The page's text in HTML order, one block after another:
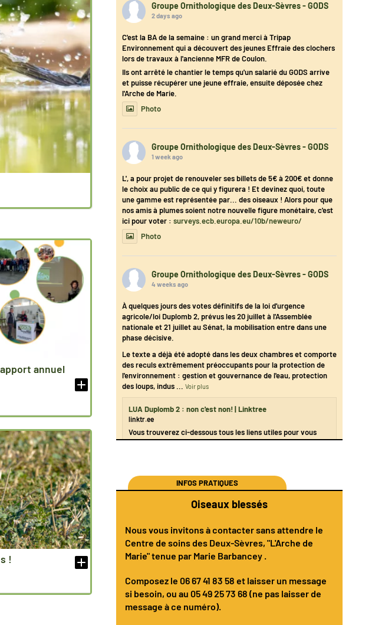
annuel
!
Groupe Ornithologique des Deux-Sèvres - GODS
2 days ago
C'est la BA de la semaine : un grand merci à Tripap
Environnement qui a découvert des jeunes Effraie des clochers
lors de travaux à l'ancienne MFR de Coulon.
Ils ont arrêté le chantier le temps qu'un salarié du GODS arrive
et puisse récupérer une jeune effraie, ensuite déposée chez
l'Arche de Marie.
Photo
Groupe Ornithologique des Deux-Sèvres - GODS
1 week ago
L', a pour projet de renouveler ses billets de 5€ à 200€ et donne
le choix au public de ce qui y figurera ! Et devinez quoi, toute
une gamme est représentée par... des oiseaux ! Alors pour que
nos amis à plumes soient notre nouvelle figure monétaire, c'est
ici pour voter : surveys.ecb.europa.eu/10b/neweuro/
Photo
Groupe Ornithologique des Deux-Sèvres - GODS
4 weeks ago
À quelques jours des votes définitifs de la loi d’urgence
agricole/loi Duplomb 2, prévus les 20 juillet à l'Assemblée
nationale et 21 juillet au Sénat, la mobilisation entre dans une
phase décisive.
Le texte a déjà été adopté dans les deux chambres et comporte
des reculs extrêmement préoccupants pour la protection de
l'environnement : gestion et gouvernance de l'eau, protection
des loups, indus
Voir plus
LUA Duplomb 2 : non c'est non! | Linktree
linktr.ee
Vous trouverez ci-dessous tous les liens utiles pour vous
mobiliser contre ces reculs. Des outils par les associations,
INFOS PRATIQUES
Oiseaux blessés
Nous vous invitons à contacter sans attendre le
Centre de soins des Deux-Sèvres, "L'Arche de
Marie" tenue par Marie Barbancey .
Composez le 06 67 41 83 58 et laisser un message
si besoin, ou au 05 49 25 73 68 (ne pas laisser de
message à ce numéro).